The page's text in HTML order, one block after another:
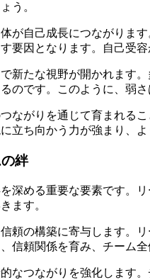
う。
が自己成長につながりま
要因となります。自己受
新たな視野が開かれます
のです。このように、弱
ながりを通じて育まれる
立ち向かう力が強まり、
絆
深める重要な要素です。
ます。
頼の構築に寄与します。
信頼関係を育み、チーム
なつながりを強化します